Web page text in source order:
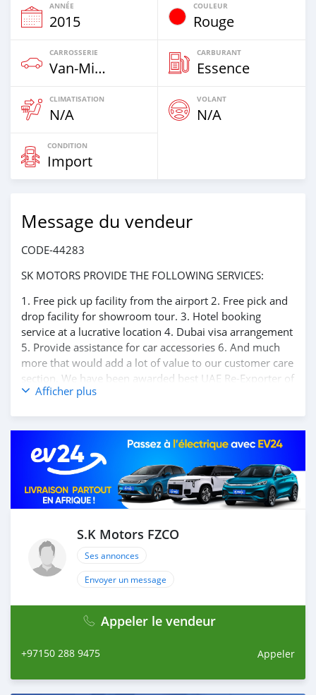
ANNÉE
2015
COULEUR
Rouge
CARROSSERIE
Van‒Minibus
CARBURANT
Essence
CLIMATISATION
N/A
VOLANT
N/A
CONDITION
Import
Message du vendeur
CODE-44283
SK MOTORS PROVIDE THE FOLLOWING SERVICES:
1. Free pick up facility from the airport 2. Free pick and
drop facility for showroom tour. 3. Hotel booking
service at a lucrative location 4. Dubai visa arrangement
5. Provide assistance for car accessories 6. And much
more that would add a lot of value to our customer care
section. We have been awarded best UAE Re-Exporter of
the year 2014. We have a specialized sales team that
relationship with our clients, because SK Motors cares.
Afficher plus
S.K Motors FZCO
Ses annonces
Envoyer un message
Appeler le vendeur
+97150 288 9475 Appeler